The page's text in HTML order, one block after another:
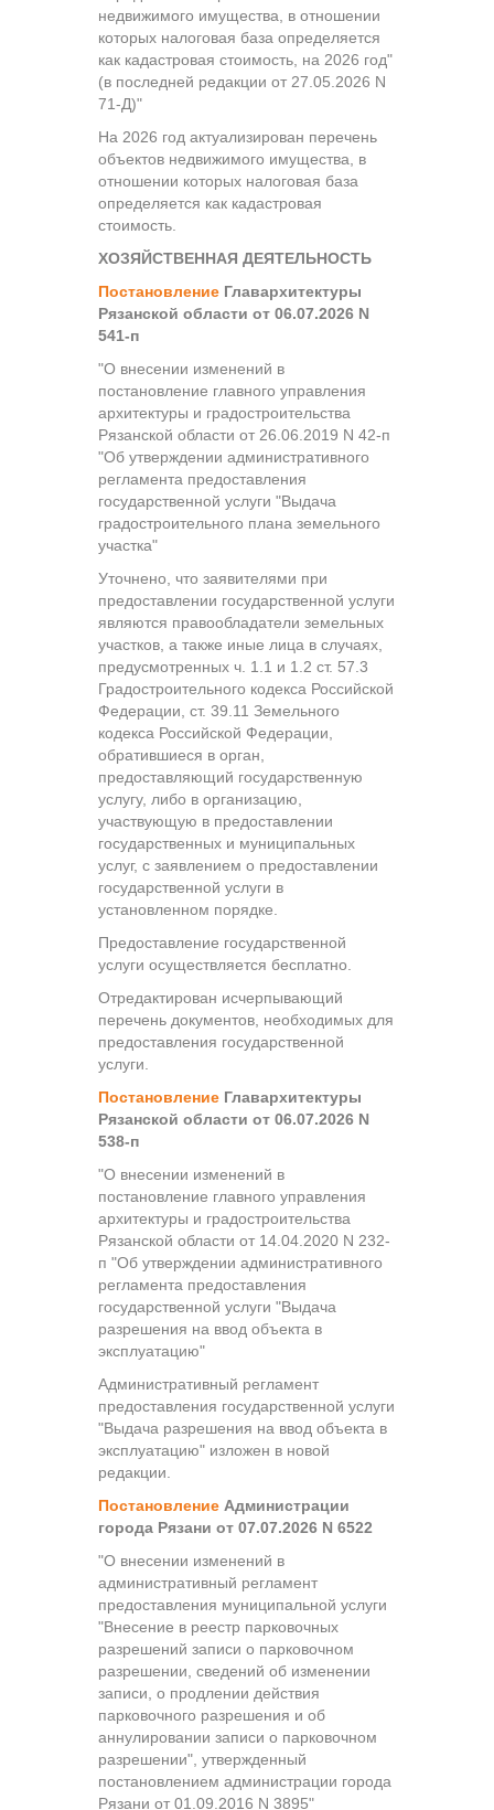
недвижимого имущества, в отношении
которых налоговая база определяется
как кадастровая стоимость, на 2026 год"
(в последней редакции от 27.05.2026 N
71-Д)"
На 2026 год актуализирован перечень
объектов недвижимого имущества, в
отношении которых налоговая база
определяется как кадастровая
стоимость.
ХОЗЯЙСТВЕННАЯ ДЕЯТЕЛЬНОСТЬ
Постановление Главархитектуры
Рязанской области от 06.07.2026 N
541-п
"О внесении изменений в
постановление главного управления
архитектуры и градостроительства
Рязанской области от 26.06.2019 N 42-п
"Об утверждении административного
регламента предоставления
государственной услуги "Выдача
градостроительного плана земельного
участка"
Уточнено, что заявителями при
предоставлении государственной услуги
являются правообладатели земельных
участков, а также иные лица в случаях,
предусмотренных ч. 1.1 и 1.2 ст. 57.3
Градостроительного кодекса Российской
Федерации, ст. 39.11 Земельного
кодекса Российской Федерации,
обратившиеся в орган,
предоставляющий государственную
услугу, либо в организацию,
участвующую в предоставлении
государственных и муниципальных
услуг, с заявлением о предоставлении
государственной услуги в
установленном порядке.
Предоставление государственной
услуги осуществляется бесплатно.
Отредактирован исчерпывающий
перечень документов, необходимых для
предоставления государственной
услуги.
Постановление Главархитектуры
Рязанской области от 06.07.2026 N
538-п
"О внесении изменений в
постановление главного управления
архитектуры и градостроительства
Рязанской области от 14.04.2020 N 232-
п "Об утверждении административного
регламента предоставления
государственной услуги "Выдача
разрешения на ввод объекта в
эксплуатацию"
Административный регламент
предоставления государственной услуги
"Выдача разрешения на ввод объекта в
эксплуатацию" изложен в новой
редакции.
Постановление Администрации
города Рязани от 07.07.2026 N 6522
"О внесении изменений в
административный регламент
предоставления муниципальной услуги
"Внесение в реестр парковочных
разрешений записи о парковочном
разрешении, сведений об изменении
записи, о продлении действия
парковочного разрешения и об
аннулировании записи о парковочном
разрешении", утвержденный
постановлением администрации города
Рязани от 01.09.2016 N 3895"